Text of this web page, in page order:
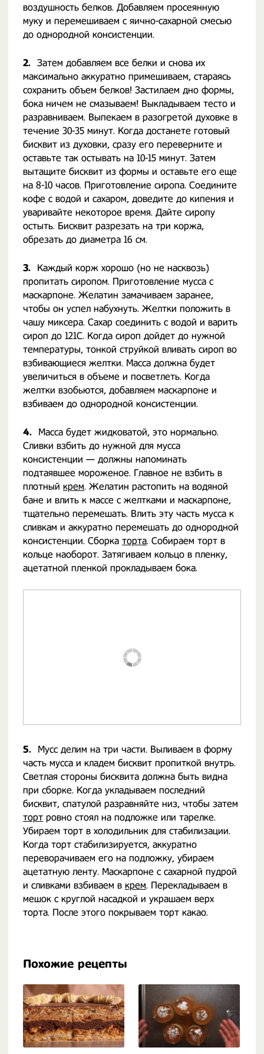
воздушность белков. Добавляем просеянную
муку и перемешиваем с яично-сахарной смесью
до однородной консистенции.
2. Затем добавляем все белки и снова их
максимально аккуратно примешиваем, стараясь
сохранить объем белков! Застилаем дно формы,
бока ничем не смазываем! Выкладываем тесто и
разравниваем. Выпекаем в разогретой духовке в
течение 30-35 минут. Когда достанете готовый
бисквит из духовки, сразу его переверните и
оставьте так остывать на 10-15 минут. Затем
вытащите бисквит из формы и оставьте его еще
на 8-10 часов. Приготовление сиропа. Соедините
кофе с водой и сахаром, доведите до кипения и
уваривайте некоторое время. Дайте сиропу
остыть. Бисквит разрезать на три коржа,
обрезать до диаметра 16 см.
3.
Каждый корж хорошо (но не насквозь)
пропитать сиропом. Приготовление мусса с
маскарпоне. Желатин замачиваем заранее,
чтобы он успел набухнуть. Желтки положить в
чашу миксера. Сахар соединить с водой и варить
сироп до 121С. Когда сироп дойдет до нужной
температуры, тонкой струйкой вливать сироп во
взбивающиеся желтки. Масса должна будет
увеличиться в объеме и посветлеть. Когда
желтки взобьются, добавляем маскарпоне и
взбиваем до однородной консистенции.
4.
Масса будет жидковатой, это нормально.
Сливки взбить до нужной для мусса
консистенции — должны напоминать
подтаявшее мороженое. Главное не взбить в
плотный крем. Желатин растопить на водяной
бане и влить к массе с желтками и маскарпоне,
тщательно перемешать. Влить эту часть мусса к
сливкам и аккуратно перемешать до однородной
консистенции. Сборка торта. Собираем торт в
кольце наоборот. Затягиваем кольцо в пленку,
ацетатной пленкой прокладываем бока.
5.
Мусс делим на три части. Выливаем в форму
часть мусса и кладем бисквит пропиткой внутрь.
Светлая стороны бисквита должна быть видна
при сборке. Когда укладываем последний
бисквит, спатулой разравняйте низ, чтобы затем
торт ровно стоял на подложке или тарелке.
Убираем торт в холодильник для стабилизации.
Когда торт стабилизируется, аккуратно
переворачиваем его на подложку, убираем
ацетатную ленту. Маскарпоне с сахарной пудрой
и сливками взбиваем в крем. Перекладываем в
мешок с круглой насадкой и украшаем верх
торта. После этого покрываем торт какао.
Похожие рецепты